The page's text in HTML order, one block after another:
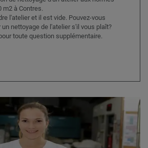
m2 à Contres.
l'atelier et il est vide. Pouvez-vous
un nettoyage de l'atelier s'il vous plaît?
toute question supplémentaire.